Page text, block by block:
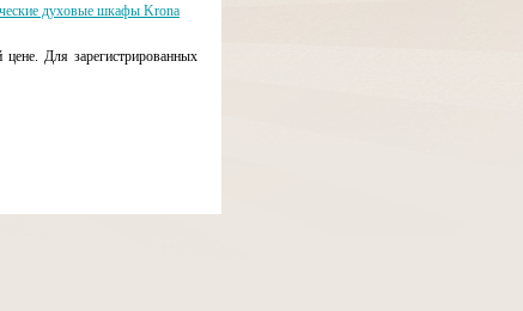
духовые шкафы Krona
Для зарегистрированных